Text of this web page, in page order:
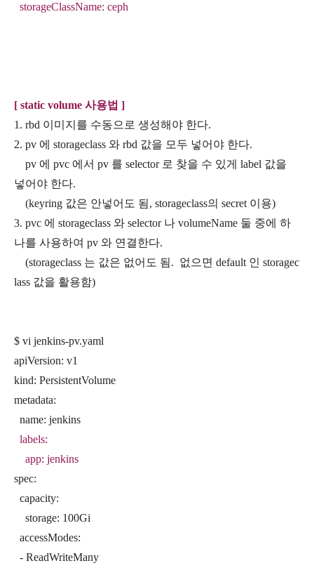
storageClassName: ceph
[ static volume 사용법 ]
1. rbd 이미지를 수동으로 생성해야 한다.
2. pv 에 storageclass 와 rbd 값을 모두 넣어야 한다.
pv 에 pvc 에서 pv 를 selector 로 찾을 수 있게 label 값을
넣어야 한다.
(keyring 값은 안넣어도 됨, storageclass의 secret 이용)
3. pvc 에 storageclass 와 selector 나 volumeName 둘 중에 하
나를 사용하여 pv 와 연결한다.
(storageclass 는 값은 없어도 됨. 없으면 default 인 storagec
lass 값을 활용함)
$ vi jenkins-pv.yaml
apiVersion: v1
kind: PersistentVolume
metadata:
name: jenkins
labels:
app: jenkins
spec:
capacity:
storage: 100Gi
accessModes:
- ReadWriteMany